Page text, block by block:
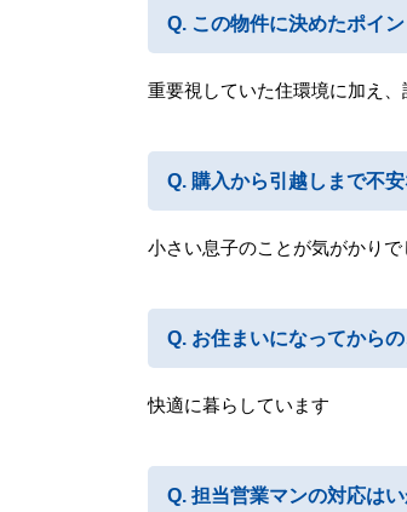
この物件に決めたポイ
重要視していた住環境に加え
購入から引越しまで不
小さい息子のことが気がかりで
お住まいになってから
快適に暮らしています
担当営業マンの対応は